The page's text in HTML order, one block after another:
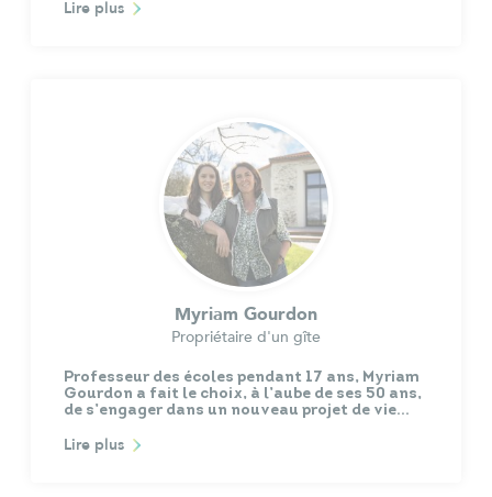
Lire plus
Myriam Gourdon
Propriétaire d'un gîte
Professeur des écoles pendant 17 ans, Myriam
Gourdon a fait le choix, à l’aube de ses 50 ans,
de s’engager dans un nouveau projet de vie…
Lire plus